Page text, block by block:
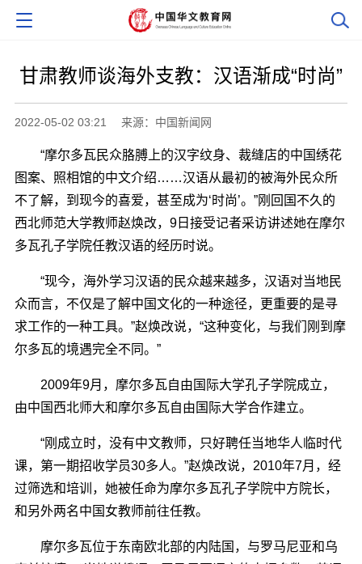
甘肃教师谈海外支教：汉语渐成“时尚”
2022-05-02 03:21 来源：中国新闻网
“摩尔多瓦民众胳膊上的汉字纹身、裁缝店的中国绣花
图案、照相馆的中文介绍……汉语从最初的被海外民众所
不了解，到现今的喜爱，甚至成为‘时尚’。”刚回国不久的
西北师范大学教师赵焕改，9日接受记者采访讲述她在摩尔
多瓦孔子学院任教汉语的经历时说。
“现今，海外学习汉语的民众越来越多，汉语对当地民
众而言，不仅是了解中国文化的一种途径，更重要的是寻
求工作的一种工具。”赵焕改说，“这种变化，与我们刚到摩
尔多瓦的境遇完全不同。”
2009年9月，摩尔多瓦自由国际大学孔子学院成立，
由中国西北师大和摩尔多瓦自由国际大学合作建立。
“刚成立时，没有中文教师，只好聘任当地华人临时代
课，第一期招收学员30多人。”赵焕改说，2010年7月，经
过筛选和培训，她被任命为摩尔多瓦孔子学院中方院长，
和另外两名中国女教师前往任教。
摩尔多瓦位于东南欧北部的内陆国，与罗马尼亚和乌